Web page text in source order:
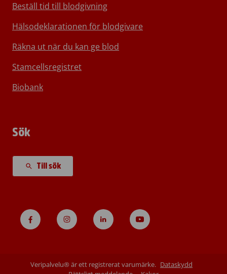
Beställ tid till blodgivning
Hälsodeklarationen för blodgivare
Räkna ut när du kan ge blod
Stamcellsregistret
Biobank
Sök
Till sök
Veripalvelu® är ett registrerat varumärke. Dataskydd